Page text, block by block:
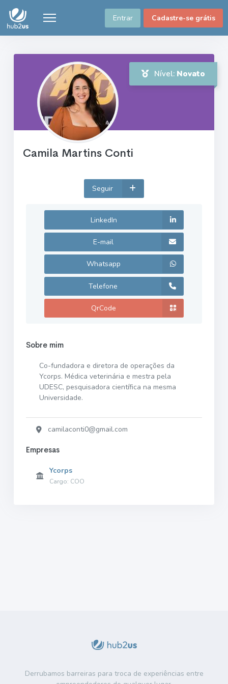
Entrar Cadastre-se grátis
Nível: Novato
Camila Martins Conti
Seguir
LinkedIn
E-mail
Whatsapp
Telefone
QrCode
Sobre mim
Co-fundadora e diretora de operações da
Ycorps. Médica veterinária e mestra pela
UDESC, pesquisadora científica na mesma
Universidade.
camilaconti0@gmail.com
Empresas
Ycorps
Cargo: COO
Derrubamos barreiras para troca de experiências entre